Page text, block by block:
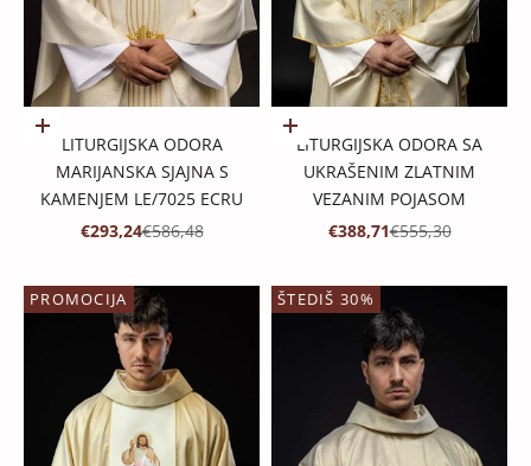
Dodaj u košaricu
LITURGIJSKA ODORA
MARIJANSKA SJAJNA S
KAMENJEM LE/7025 ECRU
PROMOTIVNA CIJENA
€293,24REDOVNA CIJENA
€586,48
Dodaj u košaricu
LITURGIJSKA ODORA SA
UKRAŠENIM ZLATNIM
VEZANIM POJASOM
PROMOTIVNA CIJENA
€388,71REDOVNA CIJENA
€555,30
PROMOCIJA ŠTEDIŠ 30%